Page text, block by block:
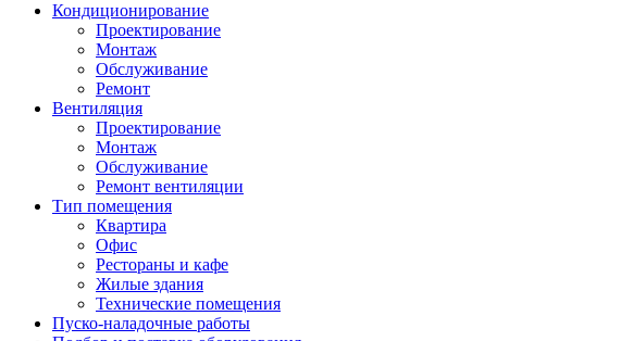
Кондиционирование
Проектирование
Монтаж
Обслуживание
Ремонт
Вентиляция
Проектирование
Монтаж
Обслуживание
Ремонт вентиляции
Тип помещения
Квартира
Офис
Рестораны и кафе
Жилые здания
Технические помещения
Пуско-наладочные работы